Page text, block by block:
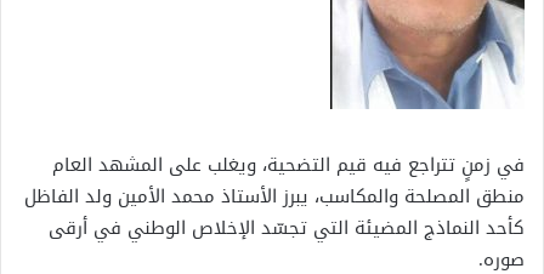
في زمنٍ تتراجع فيه قيم التضحية، ويغلب على المشهد العام
منطق المصلحة والمكاسب، يبرز الأستاذ محمد الأمين ولد الفاظل
كأحد النماذج المضيئة التي تجسّد الإخلاص الوطني في أرقى
صوره.